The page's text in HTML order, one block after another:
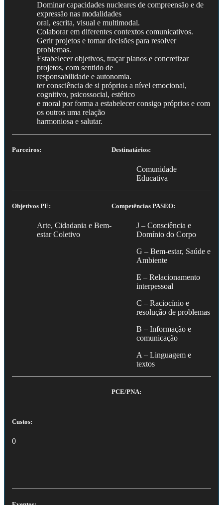
Dominar capacidades nucleares de compreensão e de
expressão nas modalidades
oral, escrita, visual e multimodal.
Colaborar em diferentes contextos comunicativos.
Gerir projetos e tomar decisões para resolver
problemas.
Estabelecer objetivos, traçar planos e concretizar
projetos, com sentido de
responsabilidade e autonomia.
ter consciência de si próprios a nível emocional,
cognitivo, psicossocial, estético
e moral por forma a estabelecer consigo próprios e com
os outros uma relação
harmoniosa e salutar.
Parceiros: Destinatários:
Comunidade
Educativa
Objetivos PE:
Arte, Cidadania e Bem-
estar Coletivo
Competências PASEO:
J – Consciência e
Domínio do Corpo
G – Bem-estar, Saúde e
Ambiente
E – Relacionamento
interpessoal
C – Raciocínio e
resolução de problemas
B – Informação e
comunicação
A – Linguagem e
textos
Custos:
0
PCE/PNA: